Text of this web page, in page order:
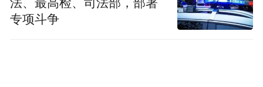
法、最高检、司法部，部署
专项斗争